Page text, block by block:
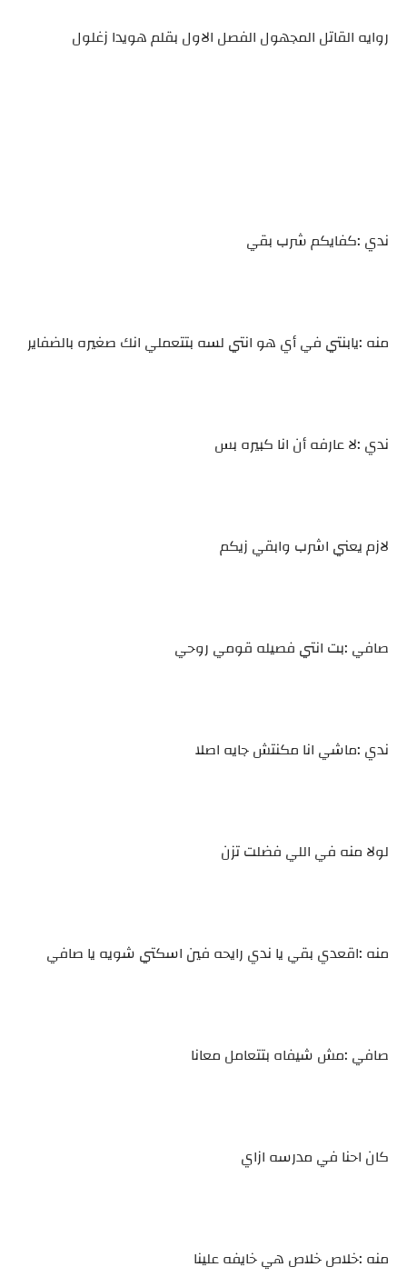
روايه القاتل المجهول الفصل الاول بقلم هويدا زغلول
ندي :كفايكم شرب بقي
منه :يابنتي في أي هو انتي لسه بتتعملي انك صغيره بالضفاير
ندي :لا عارفه أن انا كبيره بس
لازم يعني اشرب وابقي زيكم
صافي :بت انتي فصيله قومي روحي
ندي :ماشي انا مكنتش جايه اصلا
لولا منه في اللي فضلت تزن
منه :اقعدي بقي يا ندي رايحه فين اسكتي شويه يا صافي
صافي :مش شيفاه بتتعامل معانا
كان احنا في مدرسه ازاي
منه :خلاص خلاص هي خايفه علينا